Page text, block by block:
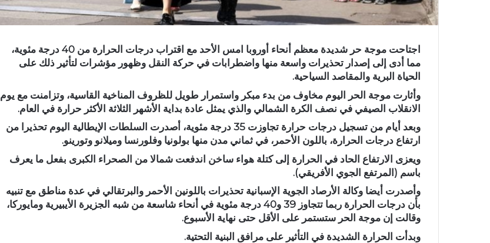
اجتاحت موجة حر شديدة معظم أنحاء أوروبا امس الأحد مع اقتراب درجات الحرارة من 40 درجة مئوية،
مما أدى إلى إصدار تحذيرات واسعة ‌منها واضطرابات في حركة النقل وظهور مؤشرات لتأثير ذلك على
الحياة البرية والمقاصد السياحية.
وأثارت موجة الحر اليوم مخاوف من بدء مبكر واستمرار طويل للظروف المناخية القاسية، وتزامنت مع يوم
الانقلاب الصيفي في نصف الكرة الشمالي والذي يمثل عادة بداية الأشهر الثلاثة الأكثر حرارة في العام.
وبعد أيام من تسجيل درجات حرارة تجاوزت 35 درجة مئوية، أصدرت السلطات الإيطالية اليوم تحذيرا من
ارتفاع درجات الحرارة، باللون الأحمر، في ثماني مدن منها بولونيا وفلورنسا وميلانو وتورينو.
ويعزى الارتفاع الحاد في الحرارة إلى كتلة هواء ساخن اندفعت شمالا من الصحراء الكبرى بفعل ما يعرف
باسم (المرتفع الجوي الأفريقي).
وأصدرت أيضا وكالة الأرصاد الجوية الإسبانية تحذيرات باللونين الأحمر والبرتقالي في عدة مناطق مع تنبيه
بأن درجات الحرارة ربما تتجاوز 39 و40 درجة مئوية في أنحاء شاسعة من شبه الجزيرة الأيبيرية ومايوركا،
وقالت إن موجة الحر ستستمر على الأقل حتى نهاية الأسبوع.
وبدأت الحرارة الشديدة في التأثير على مرافق البنية التحتية.